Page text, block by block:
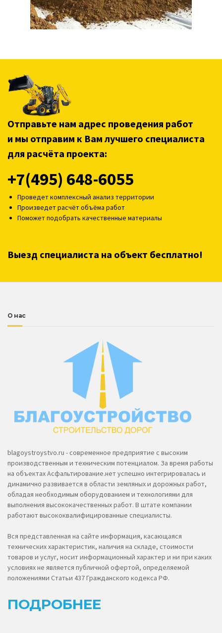
Отправьте нам адрес проведения работ
и мы отправим к Вам лучшего специалиста
для расчёта проекта:
+7(495) 648-6055
Проведет комплексный анализ территории
Произведет расчёт объёма работ
Поможет подобрать качественные материалы
Выезд специалиста на объект бесплатно!
О нас
blagoystroystvo.ru - современное предприятие с высоким
производственным и техническим потенциалом. За время работы
на объектах Асфальтирование.нет успешно интегрировалась и
динамично развивается в области земляных и дорожных работ,
обладая необходимым оборудованием и технологиями для
выполнения высококачественных работ. В штате компании
работают высококвалифицированные специалисты.
Вся представленная на сайте информация, касающаяся
технических характеристик, наличия на складе, стоимости
товаров и услуг, носит информационный характер и ни при каких
условиях не является публичной офертой, определяемой
положениями Статьи 437 Гражданского кодекса РФ.
ПОДРОБНЕЕ